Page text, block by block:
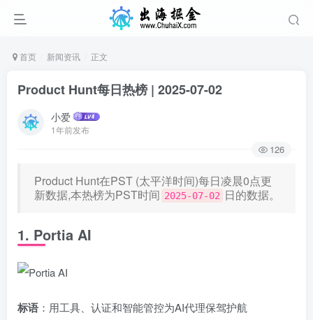
首页 新闻资讯 正文
Product Hunt每日热榜 | 2025-07-02
小爱
1年前发布
126
Product Hunt在PST (太平洋时间)每日凌晨0点更
新数据,本热榜为PST时间 2025-07-02 日的数据。
1. Portia AI
标语 ：用工具、认证和智能管控为AI代理保驾护航